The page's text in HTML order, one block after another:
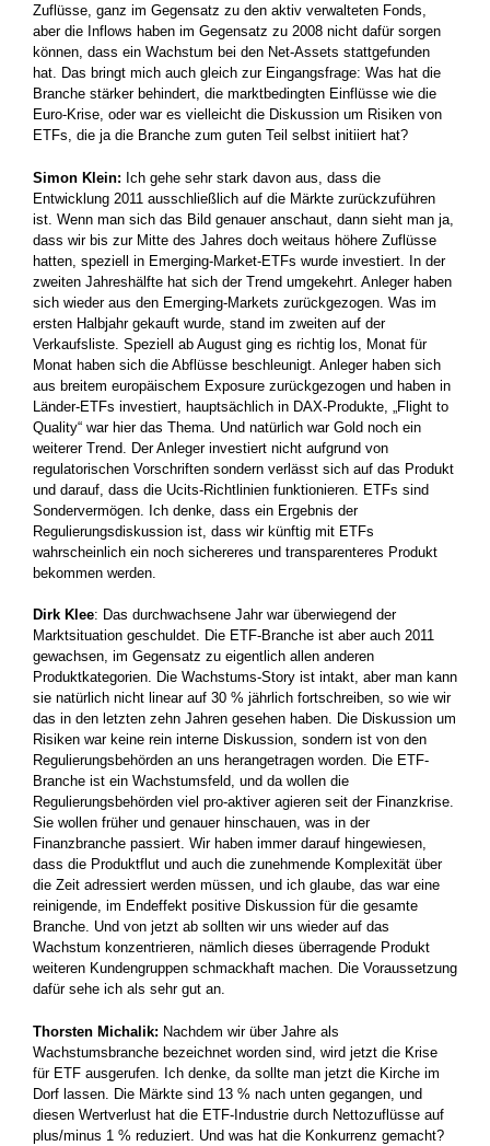
Zuflüsse, ganz im Gegensatz zu den aktiv verwalteten Fonds,
aber die Inflows haben im Gegensatz zu 2008 nicht dafür sorgen
können, dass ein Wachstum bei den Net-Assets stattgefunden
hat. Das bringt mich auch gleich zur Eingangsfrage: Was hat die
Branche stärker behindert, die marktbedingten Einflüsse wie die
Euro-Krise, oder war es vielleicht die Diskussion um Risiken von
ETFs, die ja die Branche zum guten Teil selbst initiiert hat?
Simon Klein: Ich gehe sehr stark davon aus, dass die
Entwicklung 2011 ausschließlich auf die Märkte zurückzuführen
ist. Wenn man sich das Bild genauer anschaut, dann sieht man ja,
dass wir bis zur Mitte des Jahres doch weitaus höhere Zuflüsse
hatten, speziell in Emerging-Market-ETFs wurde investiert. In der
zweiten Jahreshälfte hat sich der Trend umgekehrt. Anleger haben
sich wieder aus den Emerging-Markets zurückgezogen. Was im
ersten Halbjahr gekauft wurde, stand im zweiten auf der
Verkaufsliste. Speziell ab August ging es richtig los, Monat für
Monat haben sich die Abflüsse beschleunigt. Anleger haben sich
aus breitem europäischem Exposure zurückgezogen und haben in
Länder-ETFs investiert, hauptsächlich in DAX-Produkte, „Flight to
Quality“ war hier das Thema. Und natürlich war Gold noch ein
weiterer Trend. Der Anleger investiert nicht aufgrund von
regulatorischen Vorschriften sondern verlässt sich auf das Produkt
und darauf, dass die Ucits-Richtlinien funktionieren. ETFs sind
Sondervermögen. Ich denke, dass ein Ergebnis der
Regulierungsdiskussion ist, dass wir künftig mit ETFs
wahrscheinlich ein noch sichereres und transparenteres Produkt
bekommen werden.
Dirk Klee: Das durchwachsene Jahr war überwiegend der
Marktsituation geschuldet. Die ETF-Branche ist aber auch 2011
gewachsen, im Gegensatz zu eigentlich allen anderen
Produktkategorien. Die Wachstums-Story ist intakt, aber man kann
sie natürlich nicht linear auf 30 % jährlich fortschreiben, so wie wir
das in den letzten zehn Jahren gesehen haben. Die Diskussion um
Risiken war keine rein interne Diskussion, sondern ist von den
Regulierungsbehörden an uns herangetragen worden. Die ETF-
Branche ist ein Wachstumsfeld, und da wollen die
Regulierungsbehörden viel pro-aktiver agieren seit der Finanzkrise.
Sie wollen früher und genauer hinschauen, was in der
Finanzbranche passiert. Wir haben immer darauf hingewiesen,
dass die Produktflut und auch die zunehmende Komplexität über
die Zeit adressiert werden müssen, und ich glaube, das war eine
reinigende, im Endeffekt positive Diskussion für die gesamte
Branche. Und von jetzt ab sollten wir uns wieder auf das
Wachstum konzentrieren, nämlich dieses überragende Produkt
weiteren Kundengruppen schmackhaft machen. Die Voraussetzung
dafür sehe ich als sehr gut an.
Thorsten Michalik: Nachdem wir über Jahre als
Wachstumsbranche bezeichnet worden sind, wird jetzt die Krise
für ETF ausgerufen. Ich denke, da sollte man jetzt die Kirche im
Dorf lassen. Die Märkte sind 13 % nach unten gegangen, und
diesen Wertverlust hat die ETF-Industrie durch Nettozuflüsse auf
plus/minus 1 % reduziert. Und was hat die Konkurrenz gemacht?